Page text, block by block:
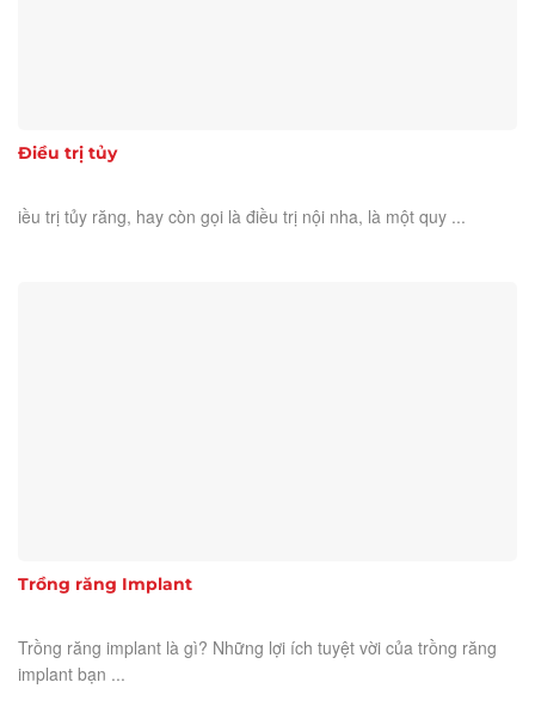
Điều trị tủy
iều trị tủy răng, hay còn gọi là điều trị nội nha, là một quy ...
Trồng răng Implant
Trồng răng implant là gì? Những lợi ích tuyệt vời của trồng răng
implant bạn ...